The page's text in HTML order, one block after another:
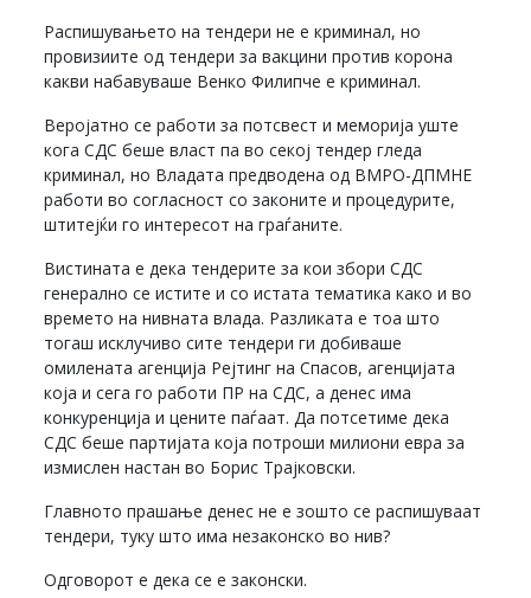
Распишувањето на тендери не е криминал, но
провизиите од тендери за вакцини против корона
какви набавуваше Венко Филипче е криминал.
Веројатно се работи за потсвест и меморија уште
кога СДС беше власт па во секој тендер гледа
криминал, но Владата предводена од ВМРО-ДПМНЕ
работи во согласност со законите и процедурите,
штитејќи го интересот на граѓаните.
Вистината е дека тендерите за кои збори СДС
генерално се истите и со истата тематика како и во
времето на нивната влада. Разликата е тоа што
тогаш исклучиво сите тендери ги добиваше
омилената агенција Рејтинг на Спасов, агенцијата
која и сега го работи ПР на СДС, а денес има
конкуренција и цените паѓаат. Да потсетиме дека
СДС беше партијата која потроши милиони евра за
измислен настан во Борис Трајковски.
Главното прашање денес не е зошто се распишуваат
тендери, туку што има незаконско во нив?
Одговорот е дека се е законски.